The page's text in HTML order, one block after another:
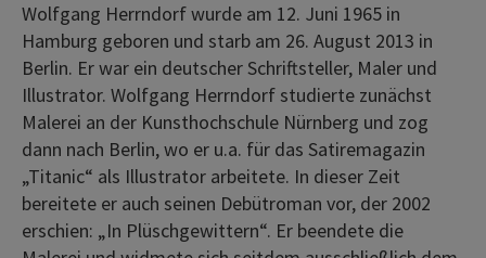
Wolfgang Herrndorf wurde am 12. Juni 1965 in
Hamburg geboren und starb am 26. August 2013 in
Berlin. Er war ein deutscher Schriftsteller, Maler und
Illustrator. Wolfgang Herrndorf studierte zunächst
Malerei an der Kunsthochschule Nürnberg und zog
dann nach Berlin, wo er u.a. für das Satiremagazin
„Titanic“ als Illustrator arbeitete. In dieser Zeit
bereitete er auch seinen Debütroman vor, der 2002
erschien: „In Plüschgewittern“. Er beendete die